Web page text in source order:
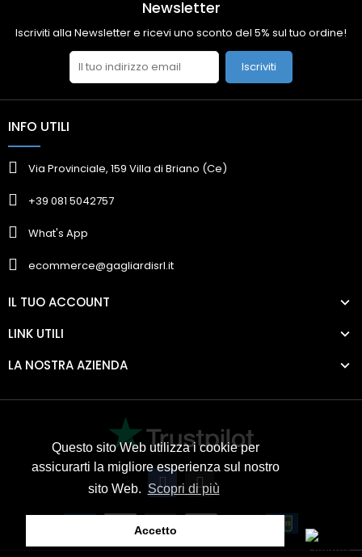
Questo sito Web utilizza i cookie per
assicurarti la migliore esperienza sul nostro
sito Web. Scopri di più
Accetto
Newsletter
Iscriviti alla Newsletter e ricevi uno sconto del 5% sul tuo ordine!
Iscriviti
INFO UTILI
Via Provinciale, 159 Villa di Briano (Ce)
+39 081 5042757
What's App
ecommerce@gagliardisrl.it
IL TUO ACCOUNT
LINK UTILI
LA NOSTRA AZIENDA